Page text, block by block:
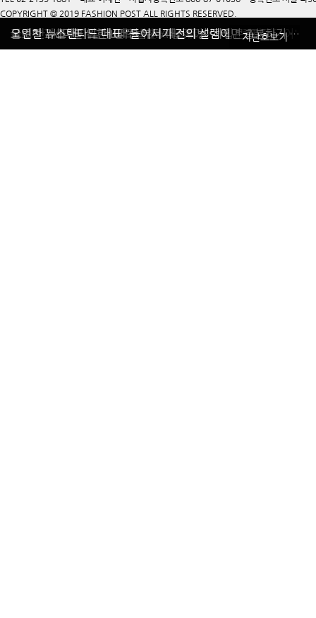
올 가을 블랙&화이트 매력에 빠지다
독보적 레그웨어 로맨틱타이거
깨끗하고 안전한 자연주의 브랜드 마마코스
국내 한계를 뛰어넘는 글로벌 SPA 플레이어 '제너럴아이디어'
글로벌 Z세대를 위한 K패션 뷰티 페스티벌 ‘하입콘’ 연다 오인찬 뉴스탠다드 대표 "들어서기 전의 설렘이면 충분하지 않은가요"
지난호보기
COPYRIGHT © 2019 FASHION POST ALL RIGHTS RESERVED.